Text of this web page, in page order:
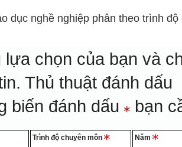
dục nghề nghiệp phân theo trình
chọn của bạn và
Thủ thuật đánh dấu
biến đánh dấu bạn
Trình độ chuyên môn Năm